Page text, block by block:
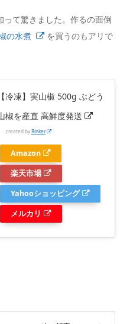
て驚きました。作るの面倒
の水煮
を買うのもアリで
【冷凍】実山椒 500g ぶどう
椒を産直 高鮮度発送
created by Rinker
Amazon
楽天市場
Yahooショッピング
メルカリ